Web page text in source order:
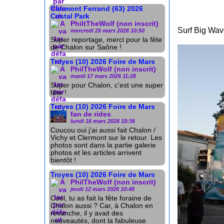
Clermont Ferrand (63) 2026
Cristal Park
PhiltTheWolf (non inscrit)
mercredi 25 mars 2026 10:50
Super reportage, merci pour la fête
de Chalon sur Saône !
Troyes (10) 2026 Foire de Mars
PhilTheWolf (non inscrit)
mardi 17 mars 2026 11:28
Super pour Chalon, c'est une super
fête !
Troyes (10) 2026 Foire de Mars
fan de rides
lundi 16 mars 2026 18:36
Coucou oui j'ai aussi fait Chalon /
Vichy et Clermont sur le retour. Les
photos sont dans la partie galerie
photos et les articles arrivent
bientôt !
Troyes (10) 2026 Foire de Mars
PhilTheWolf (non inscrit)
jeudi 12 mars 2026 10:48
Cool, tu as fait la fête foraine de
Chalon aussi ? Car, à Chalon en
revanche, il y avait des
nouveautés, dont la fabuleuse
Surf Big